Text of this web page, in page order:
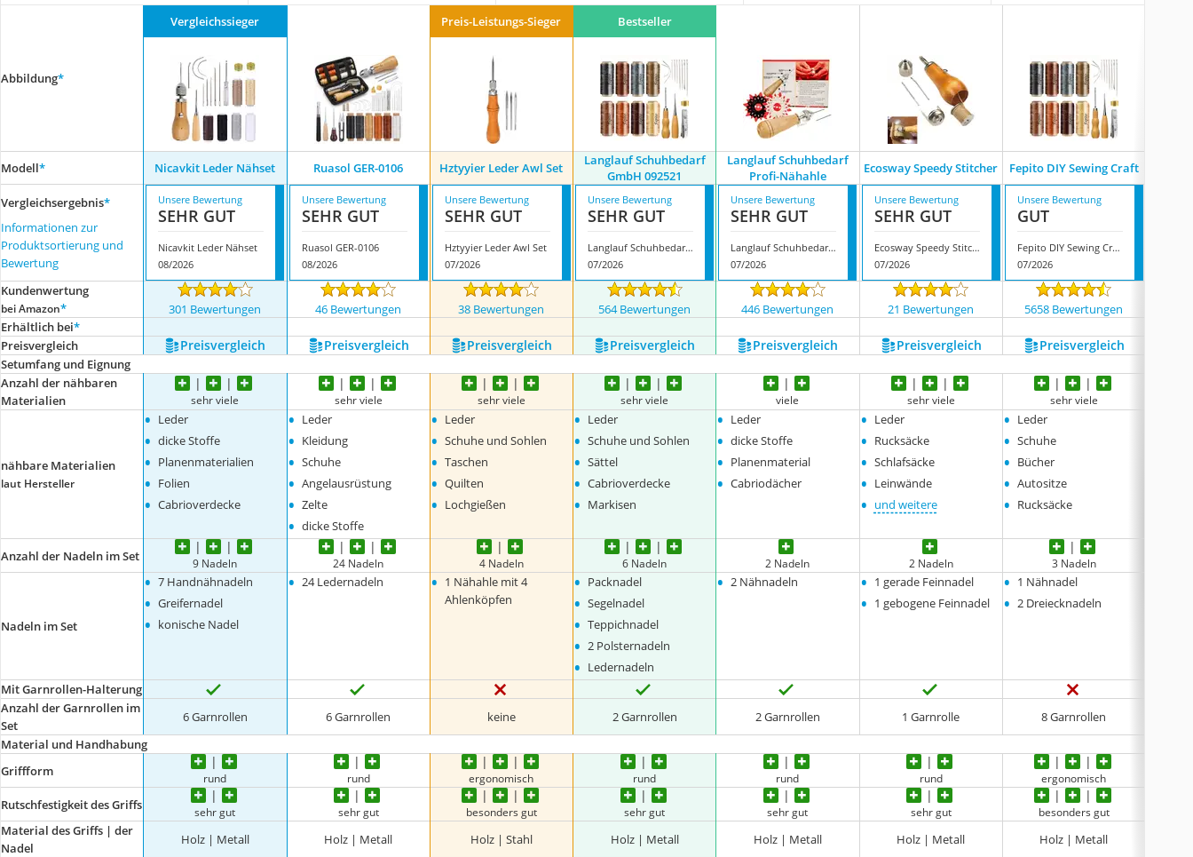
Abbildung*
Vergleichssieger Preis-Leistungs-Sieger Bestseller
Modell* Nicavkit Leder Nähset Ruasol GER-0106 Hztyyier Leder Awl Set
‎Langlauf Schuhbedarf
GmbH ‎092521
Langlauf Schuhbedarf
Profi-Nähahle
Ecosway Speedy Stitcher Fepito DIY Sewing Craft
Vergleichsergebnis*
Informationen zur
Produktsortierung und
Bewertung
Unsere Bewertung
SEHR GUT
Nicavkit Leder Nähset
08/2026
Unsere Bewertung
SEHR GUT
Ruasol GER-0106
08/2026
Unsere Bewertung
SEHR GUT
Hztyyier Leder Awl Set
07/2026
Unsere Bewertung
SEHR GUT
‎Langlauf Schuhbedarf GmbH ‎092521
07/2026
Unsere Bewertung
SEHR GUT
Langlauf Schuhbedarf Profi-Nähahle
07/2026
Unsere Bewertung
SEHR GUT
Ecosway Speedy Stitcher
07/2026
Unsere Bewertung
GUT
Fepito DIY Sewing Craft
07/2026
Kundenwertung
bei Amazon* 301 Bewertungen 46 Bewertungen 38 Bewertungen 564 Bewertungen 446 Bewertungen 21 Bewertungen 5658 Bewertungen
Erhältlich bei*
Preis­vergleich
Preis­vergleich Preis­vergleich Preis­vergleich Preis­vergleich Preis­vergleich Preis­vergleich Preis­vergleich
Setumfang und Eignung
Anzahl der nähbaren
Materialien
sehr viele sehr viele sehr viele sehr viele viele sehr viele sehr viele
nähbare Materialien
laut Hersteller
• Leder
• dicke Stoffe
• Planenmaterialien
• Folien
• Cabrioverdecke
• Leder
• Kleidung
• Schuhe
• Angelausrüstung
• Zelte
• dicke Stoffe
• Leder
• Schuhe und Sohlen
• Taschen
• Quilten
• Lochgießen
• Leder
• Schuhe und Sohlen
• Sättel
• Cabrioverdecke
• Markisen
• Leder
• dicke Stoffe
• Planenmaterial
• Cabriodächer
• Leder
• Rucksäcke
• Schlafsäcke
• Leinwände
• und weitere
• Leder
• Schuhe
• Bücher
• Autositze
• Rucksäcke
Anzahl der Nadeln im Set
9 Nadeln 24 Nadeln 4 Nadeln 6 Nadeln 2 Nadeln 2 Nadeln 3 Nadeln
Nadeln im Set
• 7 Handnähnadeln
• Greifernadel
• konische Nadel
• 24 Ledernadeln • 1 Nähahle mit 4
Ahlenköpfen
• Packnadel
• Segelnadel
• Teppichnadel
• 2 Polsternadeln
• Ledernadeln
• 2 Nähnadeln • 1 gerade Feinnadel
• 1 gebogene Feinnadel
• 1 Nähnadel
• 2 Dreiecknadeln
Mit Garnrollen-Halterung
Anzahl der Garnrollen im
Set
6 Garnrollen 6 Garnrollen keine 2 Garnrollen 2 Garnrollen 1 Garnrolle
8 Garnrollen
Material und Handhabung
Griffform
rund rund ergonomisch rund rund rund ergonomisch
Rutschfestigkeit des Griffs sehr gut sehr gut besonders gut sehr gut sehr gut sehr gut besonders gut
Material des Griffs | der
Nadel
Holz | Metall Holz | Metall Holz | Stahl Holz | Metall Holz | Metall Holz | Metall Holz | Metall